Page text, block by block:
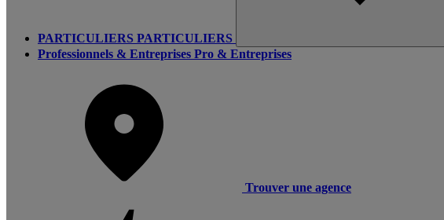
PARTICULIERS PARTICULIERS
Professionnels & Entreprises Pro & Entreprises
Trouver une agence